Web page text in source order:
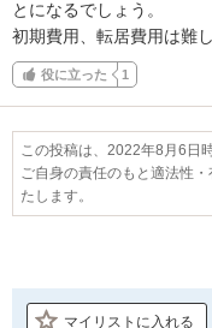
とになるでしょう。
初期費用、転居費用は難
役に立った 1
この投稿は、2022年8月6日
ご自身の責任のもと適法性
たします。
マイリストに入れる